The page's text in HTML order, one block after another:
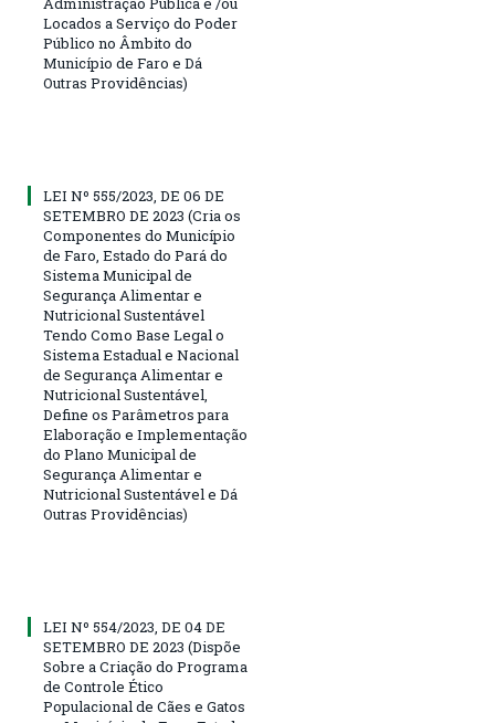
Locados a Serviço do Poder
Público no Âmbito do
Município de Faro e Dá
Outras Providências)
LEI Nº 555/2023, DE 06 DE
SETEMBRO DE 2023 (Cria os
Componentes do Município
de Faro, Estado do Pará do
Sistema Municipal de
Segurança Alimentar e
Nutricional Sustentável
Tendo Como Base Legal o
Sistema Estadual e Nacional
de Segurança Alimentar e
Nutricional Sustentável,
Define os Parâmetros para
Elaboração e Implementação
do Plano Municipal de
Segurança Alimentar e
Nutricional Sustentável e Dá
Outras Providências)
LEI Nº 554/2023, DE 04 DE
SETEMBRO DE 2023 (Dispõe
Sobre a Criação do Programa
de Controle Ético
Populacional de Cães e Gatos